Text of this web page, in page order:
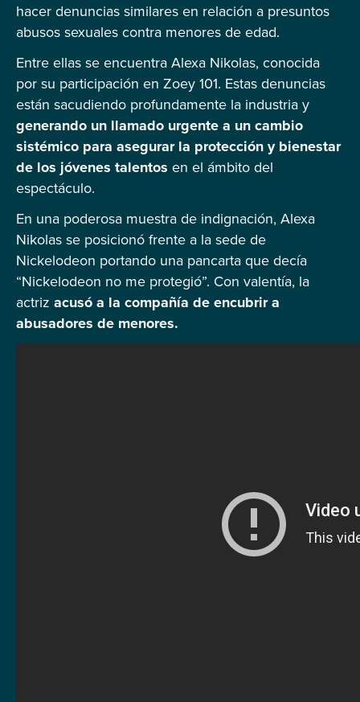
hacer denuncias similares en relación a presuntos
abusos sexuales contra menores de edad.
Entre ellas se encuentra Alexa Nikolas, conocida
por su participación en Zoey 101. Estas denuncias
están sacudiendo profundamente la industria y
generando un llamado urgente a un cambio
sistémico para asegurar la protección y bienestar
de los jóvenes talentos en el ámbito del
espectáculo.
En una poderosa muestra de indignación, Alexa
Nikolas se posicionó frente a la sede de
Nickelodeon portando una pancarta que decía
“Nickelodeon no me protegió”. Con valentía, la
actriz acusó a la compañía de encubrir a
abusadores de menores.